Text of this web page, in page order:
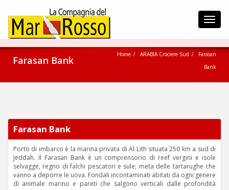
Farasan Bank Home ARABIA Crociere Sud
Farasan
Bank
Farasan Bank
Porto di imbarco è la marina privata di Al Lith situata 250 km a sud di
Jeddah. Il Farasan Bank è un comprensorio di reef vergini e isole
selvagge, regno di falchi pescatori e sule; meta delle tartarughe che
vanno a deporre le uova. Fondali incontaminati abitati da ogni genere
di animale marino e pareti che salgono verticali dalle profondità